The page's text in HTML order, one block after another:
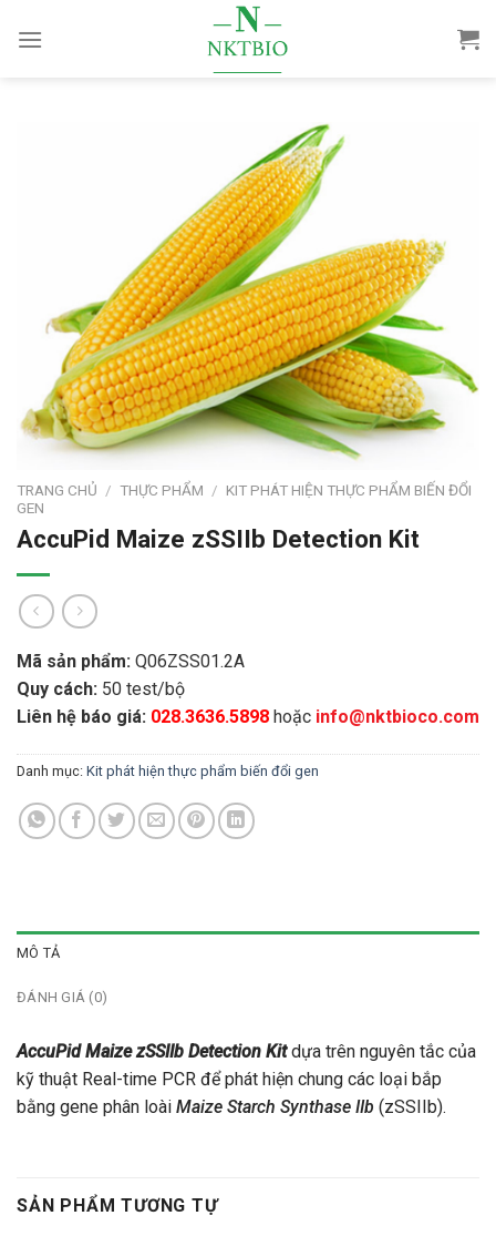
TRANG CHỦ / THỰC PHẨM / KIT PHÁT HIỆN THỰC PHẨM BIẾN ĐỔI
GEN
AccuPid Maize zSSIIb Detection Kit
Mã sản phẩm: Q06ZSS01.2A
Quy cách: 50 test/bộ
Liên hệ báo giá: 028.3636.5898 hoặc info@nktbioco.com
Danh mục: Kit phát hiện thực phẩm biến đổi gen
MÔ TẢ
ĐÁNH GIÁ (0)
AccuPid Maize zSSIIb Detection Kitdựa trên nguyên tắc của
kỹ thuật Real-time PCR để phát hiện chung các loại bắp
bằng gene phân loài Maize Starch Synthase IIb (zSSIIb).
SẢN PHẨM TƯƠNG TỰ